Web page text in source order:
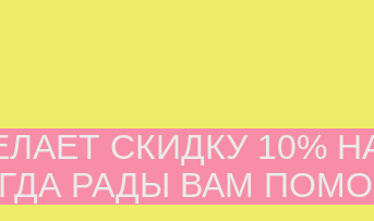
СКИДКУ 10%
РАДЫ ВАМ